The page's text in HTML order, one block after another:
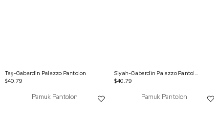
Taş-Gabardin Palazzo Pantolon
$40.79
Siyah-Gabardin Palazzo Pantolon
$40.79
Pamuk Pantolon Pamuk Pantolon